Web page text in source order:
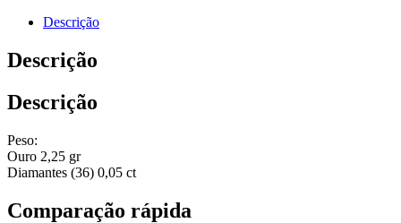
Descrição
Descrição
Descrição
Peso:
Ouro 2,25 gr
Diamantes (36) 0,05 ct
Comparação rápida